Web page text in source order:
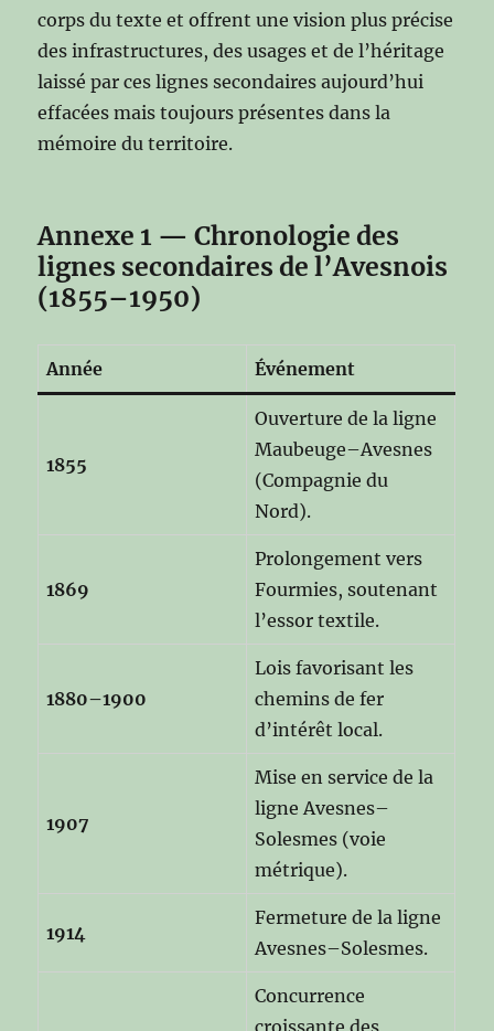
corps du texte et offrent une vision plus précise
des infrastructures, des usages et de l’héritage
laissé par ces lignes secondaires aujourd’hui
effacées mais toujours présentes dans la
mémoire du territoire.
Annexe 1 — Chronologie des
lignes secondaires de l’Avesnois
(1855–1950)
Année Événement
1855
Ouverture de la ligne
Maubeuge–Avesnes
(Compagnie du
Nord).
1869
Prolongement vers
Fourmies, soutenant
l’essor textile.
1880–1900
Lois favorisant les
chemins de fer
d’intérêt local.
1907
Mise en service de la
ligne Avesnes–
Solesmes (voie
métrique).
1914
Fermeture de la ligne
Avesnes–Solesmes.
Concurrence
croissante des